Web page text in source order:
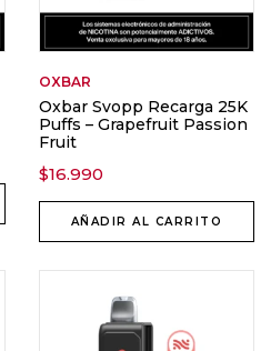
OXBAR
Oxbar Svopp Recarga 25K
Puffs – Grapefruit Passion
Fruit
$16.990
AÑADIR AL CARRITO